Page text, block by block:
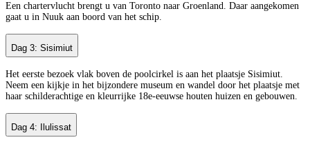
Een chartervlucht brengt u van Toronto naar Groenland. Daar aangekomen
gaat u in Nuuk aan boord van het schip.
Dag 3: Sisimiut
Het eerste bezoek vlak boven de poolcirkel is aan het plaatsje Sisimiut.
Neem een kijkje in het bijzondere museum en wandel door het plaatsje met
haar schilderachtige en kleurrijke 18e-eeuwse houten huizen en gebouwen.
Dag 4: Ilulissat